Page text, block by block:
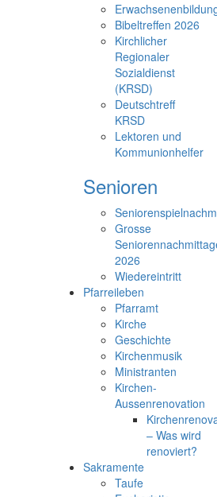
Bibeltreffen 2026
Kirchlicher
Regionaler
Sozialdienst
(KRSD)
Deutschtreff
KRSD
Lektoren und
Kommunionhelfer
Senioren
Grosse
2026
Wiedereintritt
Pfarreileben
Pfarramt
Kirche
Geschichte
Kirchenmusik
Ministranten
Kirchen-
Aussenrenovation
– Was wird
renoviert?
Sakramente
Taufe